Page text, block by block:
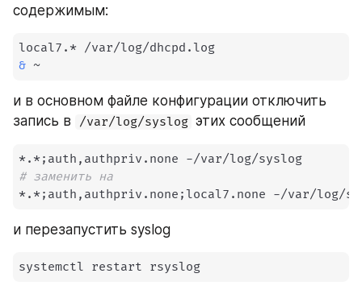
содержимым:
& ~
и в основном файле конфигурации отключить
запись в
/var/log/syslog этих сообщений
*.*;
# заменить на
*.*; auth,authpriv.none ; local7.none -/var/log/
и перезапустить syslog
systemctl restart rsyslog